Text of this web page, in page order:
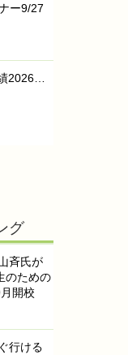
ー9/27
2026…
グ
斉氏が
のための
開校
行ける